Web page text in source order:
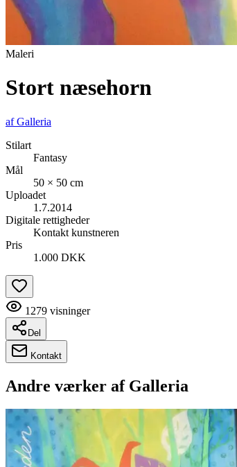
Maleri
Stort næsehorn
afGalleria
Stilart
Fantasy
Mål
50 × 50 cm
Uploadet
1.7.2014
Digitale rettigheder
Kontakt kunstneren
Pris
1.000 DKK
1279 visninger
Del
Kontakt
Andre værker af Galleria